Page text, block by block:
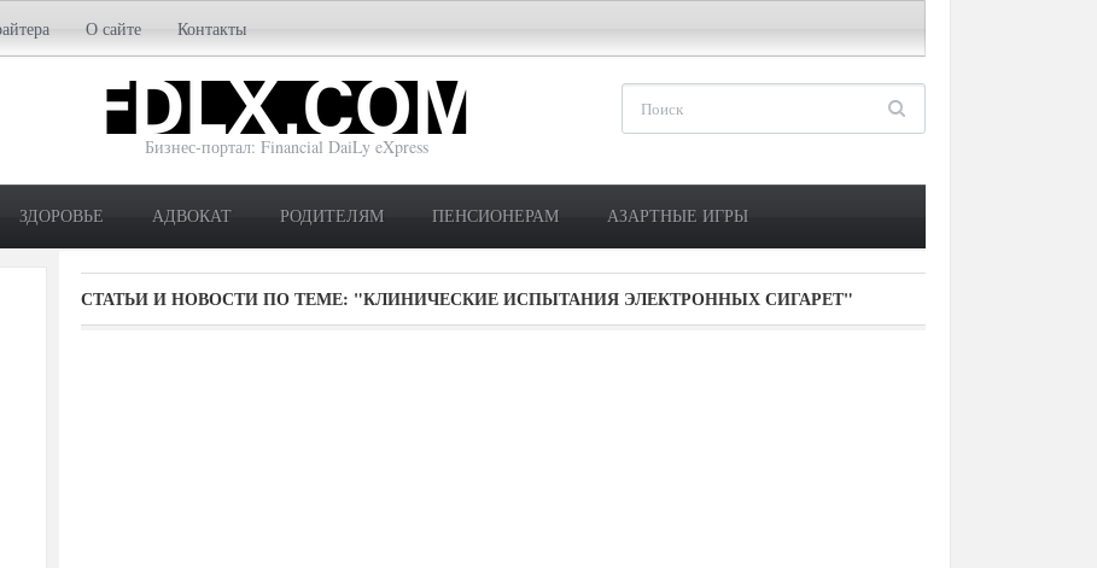
О сайте Контакты
Бизнес-портал: Financial DaiLy eXpress
ЗДОРОВЬЕ АДВОКАТ РОДИТЕЛЯМ ПЕНСИОНЕРАМ АЗАРТНЫЕ ИГРЫ
СТАТЬИ И НОВОСТИ ПО ТЕМЕ: "КЛИНИЧЕСКИЕ ИСПЫТАНИЯ ЭЛЕКТРОННЫХ СИГАРЕТ"